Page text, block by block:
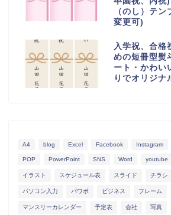
（のし）テ
変更可)
入学祝、合格
めの短冊型熨
ート・かわい
りでオリジナ
A4 blog Excel Facebook Instagram
POP PowerPoint SNS Word youtube
イラスト スケジュール表 スライド チラシ
パソコン入力 パワポ ビジネス フレーム
マンスリーカレンダー 予定表 会社 写真